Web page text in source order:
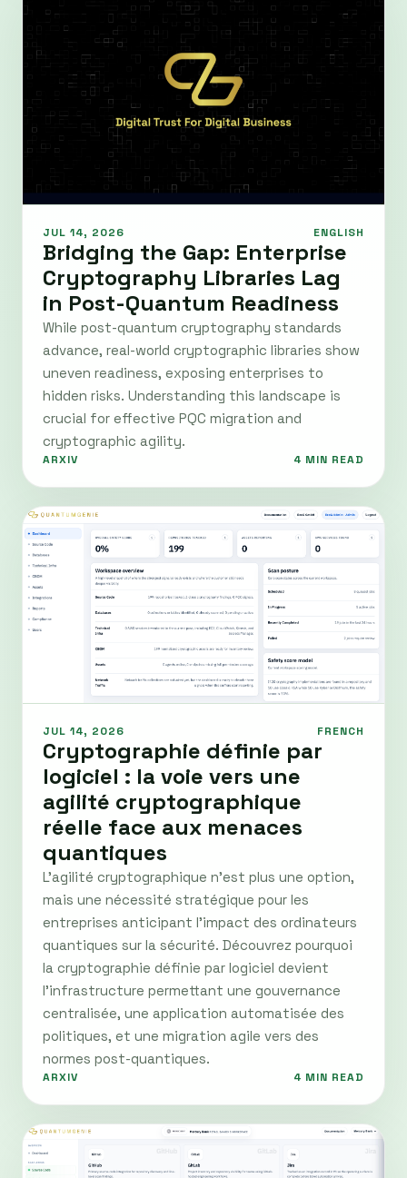
JUL 14, 2026 ENGLISH
Bridging the Gap: Enterprise
Cryptography Libraries Lag
in Post-Quantum Readiness
While post-quantum cryptography standards
advance, real-world cryptographic libraries show
uneven readiness, exposing enterprises to
hidden risks. Understanding this landscape is
crucial for effective PQC migration and
cryptographic agility.
ARXIV 4 MIN READ
JUL 14, 2026 FRENCH
Cryptographie définie par
logiciel : la voie vers une
agilité cryptographique
réelle face aux menaces
quantiques
L’agilité cryptographique n’est plus une option,
mais une nécessité stratégique pour les
entreprises anticipant l’impact des ordinateurs
quantiques sur la sécurité. Découvrez pourquoi
la cryptographie définie par logiciel devient
l’infrastructure permettant une gouvernance
centralisée, une application automatisée des
politiques, et une migration agile vers des
normes post-quantiques.
ARXIV 4 MIN READ